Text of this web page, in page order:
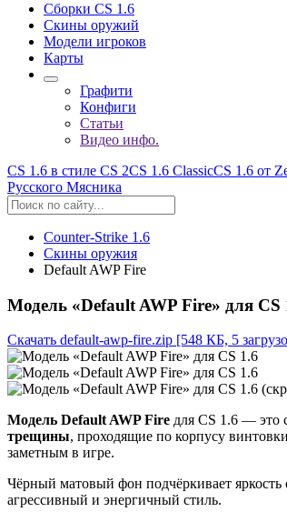
Сборки CS 1.6
Скины оружий
Модели игроков
Карты
Графити
Конфиги
Статьи
Видео инфо.
CS 1.6 в стиле CS 2CS 1.6 ClassicCS 1.6 от
Русского Мясника
Counter-Strike 1.6
Скины оружия
Default AWP Fire
Модель «Default AWP Fire» для CS
Скачать default-awp-fire.zip [548 КБ, 5
Модель Default AWP Fire для CS 1.6 — это
трещины, проходящие по корпусу
заметным в игре.
Чёрный матовый фон подчёркивает
агрессивный и энергичный стиль.